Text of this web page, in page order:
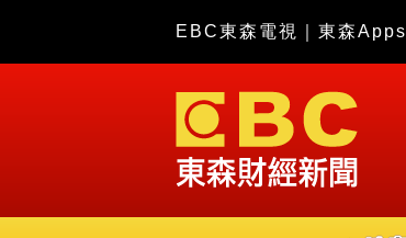
EBC東森電視 東森Apps